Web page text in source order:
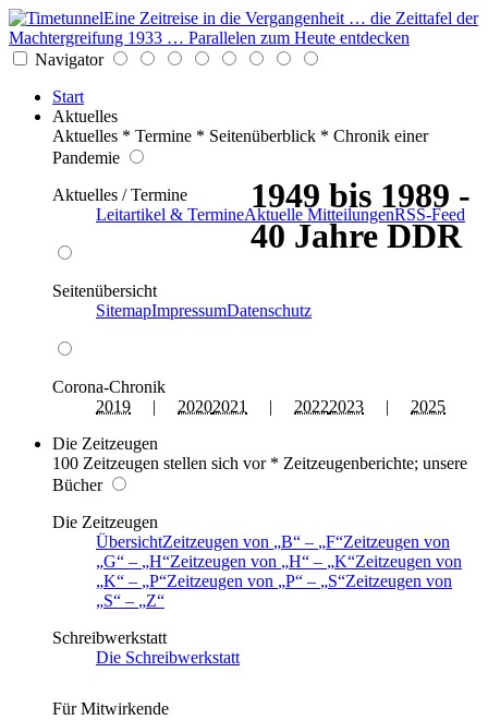
Eine Zeitreise in die Vergangenheit … die Zeittafel der
Machtergreifung 1933 … Parallelen zum Heute entdecken
Navigator
Start
Aktuelles
Aktuelles * Termine * Seitenüberblick * Chronik einer
Pandemie
Aktuelles / Termine
Leitartikel & TermineAktuelle MitteilungenRSS-Feed
Seitenübersicht
SitemapImpressumDatenschutz
Corona-Chronik
2019 | 20202021 | 20222023 | 2025
Die Zeitzeugen
100 Zeitzeugen stellen sich vor * Zeitzeugenberichte; unsere
Bücher
Die Zeitzeugen
ÜbersichtZeitzeugen von B – F Zeitzeugen von
G
– H Zeitzeugen von H – K Zeitzeugen von
K
– P Zeitzeugen von P – S Zeitzeugen von
S
–
Z
Schreibwerkstatt
Die Schreibwerkstatt
Für Mitwirkende
1949 bis 1989 -
40 Jahre DDR